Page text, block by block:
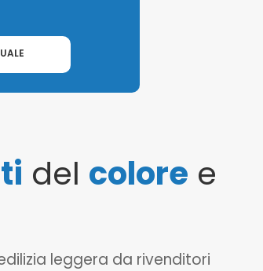
del colore e
leggera da rivenditori